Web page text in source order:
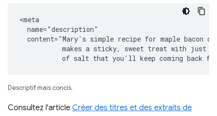
<meta
  name="description"
content="Mary's simple recipe for maple bacon
makes a sticky, sweet treat with just a
of salt that you'll keep coming back
Descriptif mais concis.
Consultez l'article Créer des titres et des extraits de